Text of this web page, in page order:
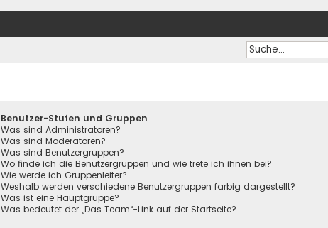
Benutzer-Stufen und Gruppen
Was sind Administratoren?
Was sind Moderatoren?
Was sind Benutzergruppen?
Wo finde ich die Benutzergruppen und wie trete ich ihnen bei?
Wie werde ich Gruppenleiter?
Weshalb werden verschiedene Benutzergruppen farbig dargestellt?
Was ist eine Hauptgruppe?
Was bedeutet der „Das Team“-Link auf der Startseite?